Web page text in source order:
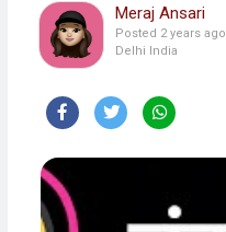
Meraj Ansari
Posted 2 years ago
Delhi India